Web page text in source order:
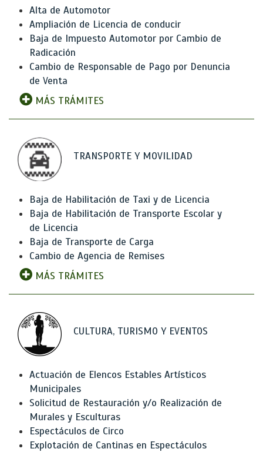
Alta de Automotor
Ampliación de Licencia de conducir
Baja de Impuesto Automotor por Cambio de
Radicación
Cambio de Responsable de Pago por Denuncia
de Venta
MÁS TRÁMITES
TRANSPORTE Y MOVILIDAD
Baja de Habilitación de Taxi y de Licencia
Baja de Habilitación de Transporte Escolar y
de Licencia
Baja de Transporte de Carga
Cambio de Agencia de Remises
MÁS TRÁMITES
CULTURA, TURISMO Y EVENTOS
Actuación de Elencos Estables Artísticos
Municipales
Solicitud de Restauración y/o Realización de
Murales y Esculturas
Espectáculos de Circo
Explotación de Cantinas en Espectáculos